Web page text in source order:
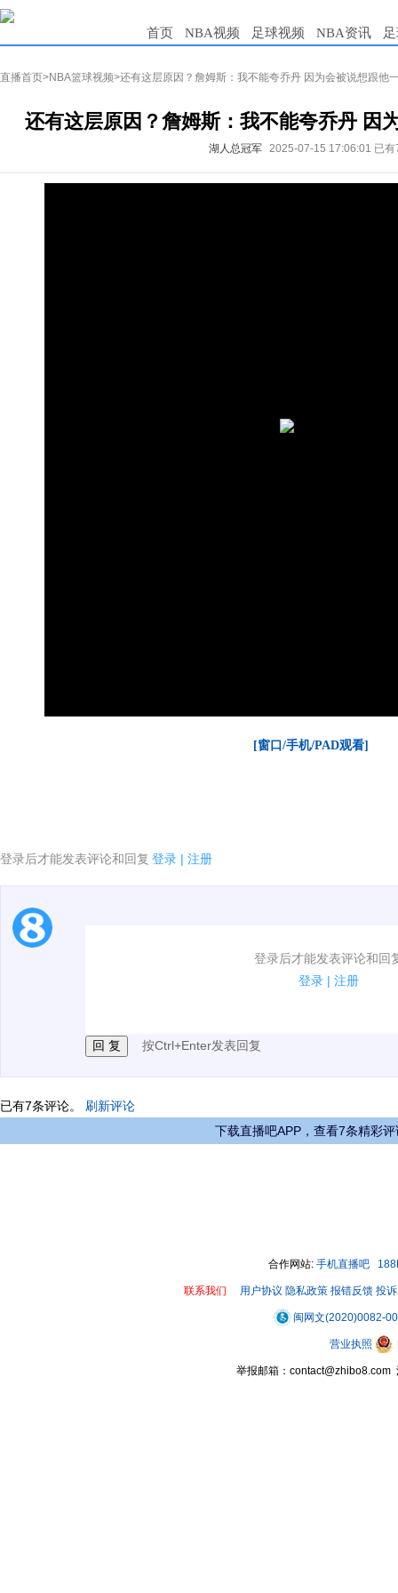
首页 NBA视频 足球视频 NBA资讯
直播首页>NBA篮球视频>还有这层原因？詹姆斯：我不能夸乔丹 因为会被说想跟他
还有这层原因？詹姆斯：我不能夸乔丹 因
湖人总冠军 2025-07-15 17:06:01 已有
[窗口/手机/PAD观看]
登录后才能发表评论和回复 登录 | 注册
登录后才能发表评论和回
登录 | 注册
1.电脑端新用户可以发表评论了！
按Ctrl+Enter发表回复
已有7条评论。 刷新评论
下载直播吧APP，查看7条精彩评
合作网站: 手机直播吧
联系我们 用户协议 隐私政策 报错反馈 投
闽网文(2020)0082-
营业执照
举报邮箱：